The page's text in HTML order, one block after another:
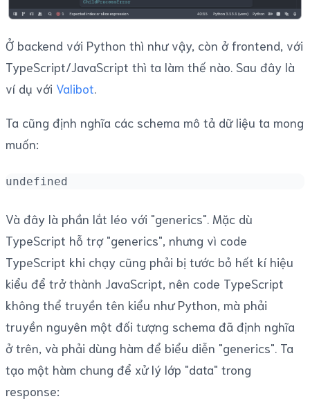
Ở backend với Python thì như vậy, còn ở frontend, với
TypeScript/JavaScript thì ta làm thế nào. Sau đây là
ví dụ với Valibot
Ta cũng định nghĩa các schema mô tả dữ liệu ta mong
muốn:
undefined
Và đây là phần lắt léo với "generics". Mặc dù
TypeScript hỗ trợ "generics", nhưng vì code
TypeScript khi chạy cũng phải bị tước bỏ hết kí hiệu
kiểu để trở thành JavaScript, nên code TypeScript
không thể truyền tên kiểu như Python, mà phải
truyền nguyên một đối tượng schema đã định nghĩa
ở trên, và phải dùng hàm để biểu diễn "generics". Ta
tạo một hàm chung để xử lý lớp "data" trong
response: